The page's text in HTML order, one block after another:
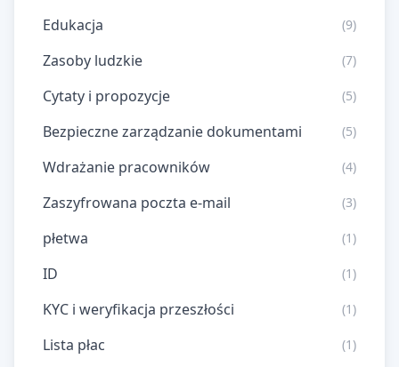
Edukacja (9)
Zasoby ludzkie (7)
Cytaty i propozycje (5)
Bezpieczne zarządzanie dokumentami (5)
Wdrażanie pracowników (4)
Zaszyfrowana poczta e-mail (3)
płetwa (1)
ID (1)
KYC i weryfikacja przeszłości (1)
Lista płac (1)